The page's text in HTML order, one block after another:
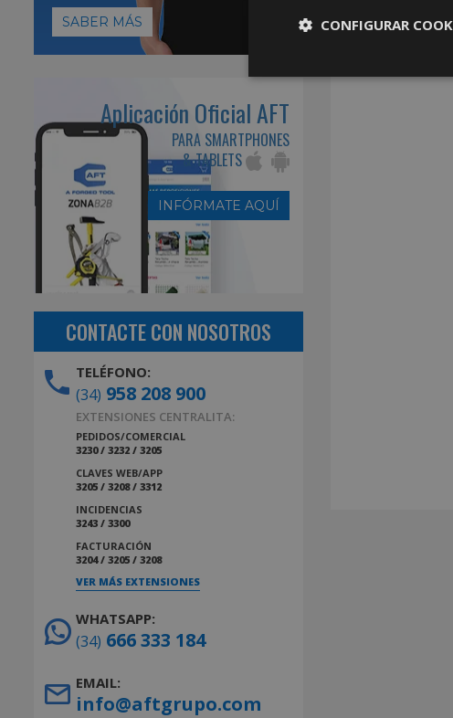
SABER MÁS
Aplicación Oficial AFT
PARA SMARTPHONES
& TABLETS
INFÓRMATE AQUÍ
CONTACTE CON NOSOTROS
TELÉFONO:
(34) 958 208 900
EXTENSIONES CENTRALITA:
PEDIDOS/COMERCIAL
3230 / 3232 / 3205
CLAVES WEB/APP
3205 / 3208 / 3312
INCIDENCIAS
3243 / 3300
FACTURACIÓN
3204 / 3205 / 3208
VER MÁS EXTENSIONES
WHATSAPP:
(34) 666 333 184
EMAIL:
info@aftgrupo.com
CONFIGURAR